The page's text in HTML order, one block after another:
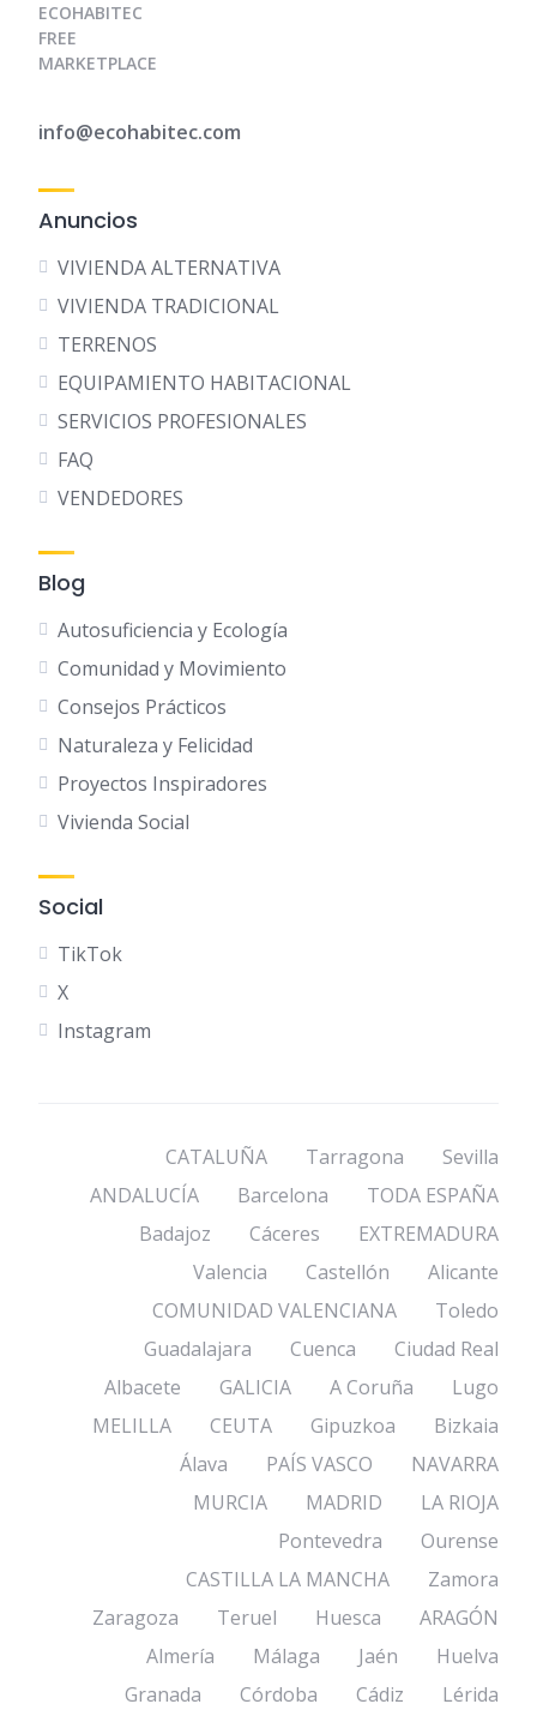
ECOHABITEC
FREE
MARKETPLACE
info@ecohabitec.com
Anuncios
VIVIENDA ALTERNATIVA
VIVIENDA TRADICIONAL
TERRENOS
EQUIPAMIENTO HABITACIONAL
SERVICIOS PROFESIONALES
FAQ
VENDEDORES
Blog
Autosuficiencia y Ecología
Comunidad y Movimiento
Consejos Prácticos
Naturaleza y Felicidad
Proyectos Inspiradores
Vivienda Social
Social
TikTok
X
Instagram
CATALUÑA Tarragona
Sevilla
ANDALUCÍA
Barcelona
TODA ESPAÑA
Badajoz
Cáceres
EXTREMADURA
Valencia
Castellón
Alicante
COMUNIDAD VALENCIANA
Toledo
Guadalajara
Cuenca
Ciudad Real
Albacete
GALICIA A Coruña
Lugo
MELILLA
CEUTA Gipuzkoa
Bizkaia
Álava
PAÍS VASCO
NAVARRA
MURCIA
MADRID
LA RIOJA
Pontevedra
Ourense
CASTILLA LA MANCHA
Zamora
Zaragoza
Teruel Huesca
ARAGÓN
Almería
Málaga Jaén
Huelva
Granada
Córdoba Cádiz
Lérida